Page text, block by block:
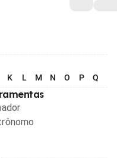
K L M N O P Q